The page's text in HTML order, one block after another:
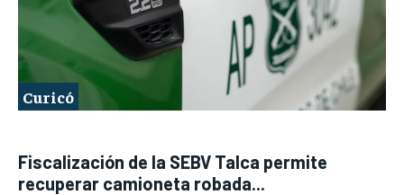
Curicó
Fiscalización de la SEBV Talca permite
recuperar camioneta robada...